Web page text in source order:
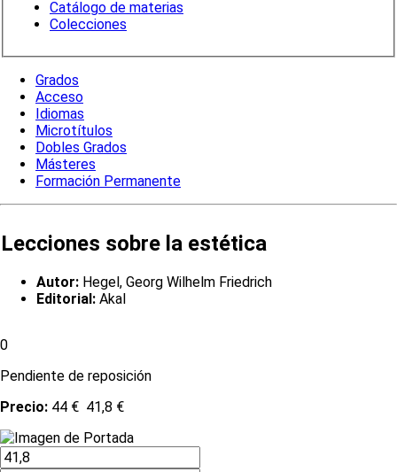
Catálogo de materias
Colecciones
Grados
Acceso
Idiomas
Microtítulos
Dobles Grados
Másteres
Formación Permanente
Lecciones sobre la estética
Autor: Hegel, Georg Wilhelm Friedrich
Editorial: Akal
0
Pendiente de reposición
Precio: 44 € 41,8 €